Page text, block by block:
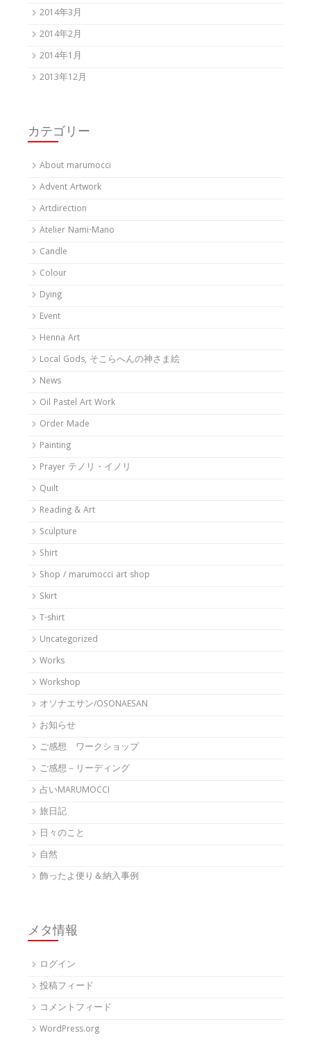
2014年3月
2014年2月
2014年1月
2013年12月
カテゴリー
About marumocci
Advent Artwork
Artdirection
Atelier Nami-Mano
Candle
Colour
Dying
Event
Henna Art
Local Gods, そこらへんの神さま絵
News
Oil Pastel Art Work
Order Made
Painting
Prayer テノリ・イノリ
Quilt
Reading & Art
Sculpture
Shirt
Shop / marumocci art shop
Skirt
T-shirt
Uncategorized
Works
Workshop
オソナエサン/OSONAESAN
お知らせ
ご感想 ワークショップ
ご感想－リーディング
占いMARUMOCCI
旅日記
日々のこと
自然
飾ったよ便り＆納入事例
メタ情報
ログイン
投稿フィード
コメントフィード
WordPress.org